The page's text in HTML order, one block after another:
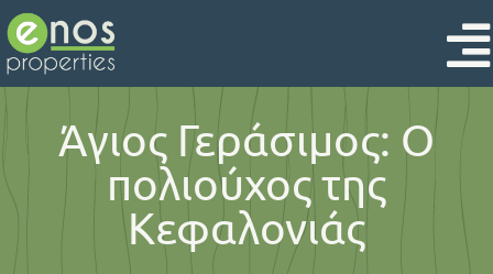
Άγιος Γεράσιμος: Ο
πολιούχος της
Κεφαλονιάς